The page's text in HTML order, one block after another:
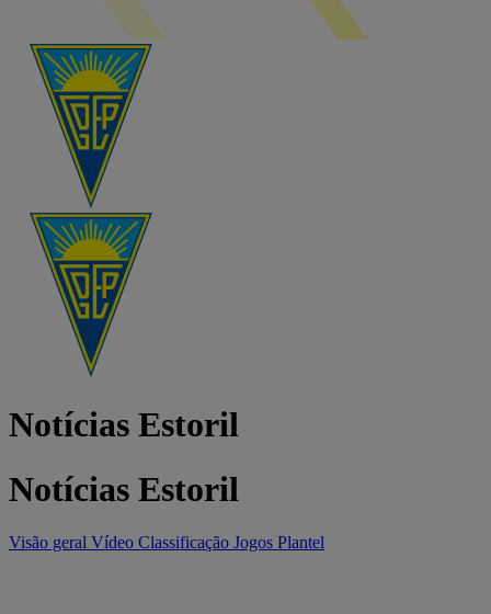
Notícias Estoril
Notícias Estoril
Visão geral Vídeo Classificação Jogos Plantel